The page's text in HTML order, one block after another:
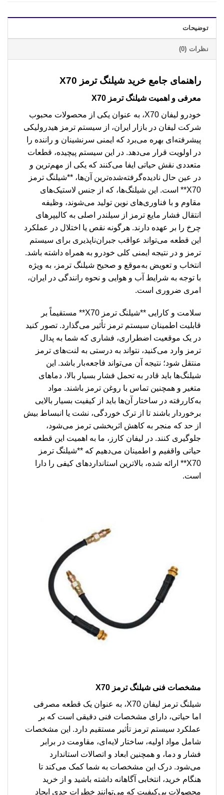
توضیحات
نظرات (0)
راهنمای جامع خرید شیلنگ ترمز X70
معرفی و اهمیت شیلنگ ترمز X70
خودرو لیفان X70، به عنوان یکی از محصولات محبوب
شرکت لیفان در بازار ایران، از سیستم ترمز هیدرولیکی
پیشرفته‌ای بهره می‌برد که ایمنی سرنشینان و راننده را
در اولویت قرار می‌دهد. در این سیستم پیچیده، قطعات
متعددی نقش حیاتی ایفا می‌کنند که یکی از مهم‌ترین و
در عین حال نادیده‌گرفته‌شده‌ترین آن‌ها، **شیلنگ ترمز
X70** است. این شیلنگ‌ها، که از جنس لاستیک‌های
مقاوم و با فناوری‌های نوین تولید می‌شوند، وظیفه
انتقال فشار مایع ترمز از سیلندر اصلی به کالیپرهای
چرخ را بر عهده دارند. هرگونه نقص یا اختلال در عملکرد
این قطعه می‌تواند عواقب جبران‌ناپذیری برای سیستم
ترمز و در نتیجه ایمنی کلی خودرو به همراه داشته باشد.
انتخاب و تعویض به‌موقع و صحیح شیلنگ ترمز، به ویژه
با توجه به شرایط آب و هوایی و نحوه رانندگی در ایران،
امری ضروری است.
سلامت و کارایی **شیلنگ ترمز X70** مستقیماً بر
قابلیت اطمینان سیستم ترمز تأثیر می‌گذارد. تصور کنید
در یک موقعیت اضطراری، فشاری که شما به پدال
ترمز وارد می‌کنید، نتواند به درستی به لنت‌های ترمز
منتقل شود؛ نتیجه آن می‌تواند فاجعه‌بار باشد. این
شیلنگ‌ها باید قادر به تحمل فشار بسیار بالا، دماهای
متغیر و همچنین تماس با روغن ترمز باشند. مواد
به‌کاررفته در ساختار آن‌ها باید از کیفیت بسیار بالایی
برخوردار باشند تا از ترک خوردگی، نشت یا انبساط بیش
از حد که منجر به کاهش اثربخشی ترمز می‌شود،
جلوگیری کنند. در لیفان کارز، ما به اهمیت این قطعه
حیاتی واقفیم و اطمینان می‌دهیم که **شیلنگ ترمز
X70** ارائه شده، بالاترین استانداردهای کیفی را دارا
است.
مشخصات فنی شیلنگ ترمز X70
شیلنگ ترمز لیفان X70، به عنوان یک قطعه مصرفی
اما حیاتی، دارای مشخصات فنی دقیقی است که بر
عملکرد سیستم ترمز تأثیر مستقیم دارد. این مشخصات
شامل مواد اولیه، ساختار لایه‌ای، مقاومت در برابر
فشار و دما، و همچنین ابعاد و اتصالات استاندارد
می‌شود. درک این مشخصات به شما کمک می‌کند تا
هنگام خرید، انتخابی آگاهانه داشته باشید و از خرید
محصولات بی‌کیفیت که می‌توانند خطرات جدی ایجاد